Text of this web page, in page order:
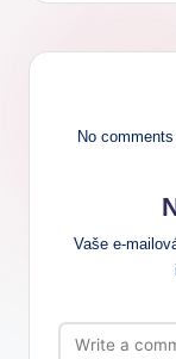
No
Vaše e-